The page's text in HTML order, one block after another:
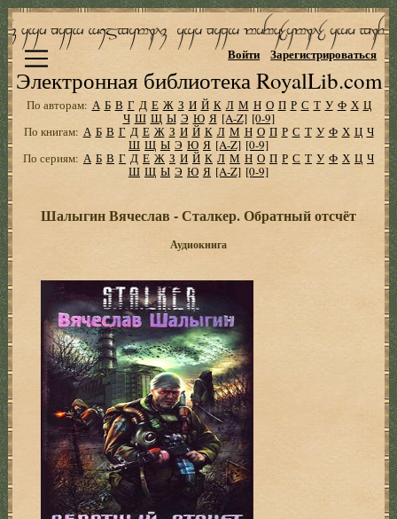
Электронная библиотека RoyalLib.com
Войти Зарегистрироваться
По авторам: А Б В Г Д Е Ж З И Й К Л М Н О П Р С Т У Ф Х Ц
Ч Ш Щ Ы Э Ю Я [A-Z] [0-9]
По книгам: А Б В Г Д Е Ж З И Й К Л М Н О П Р С Т У Ф Х Ц Ч
Ш Щ Ы Э Ю Я [A-Z] [0-9]
По сериям: А Б В Г Д Е Ж З И Й К Л М Н О П Р С Т У Ф Х Ц Ч
Ш Щ Ы Э Ю Я [A-Z] [0-9]
Шалыгин Вячеслав - Сталкер. Обратный отсчёт
Аудиокнига